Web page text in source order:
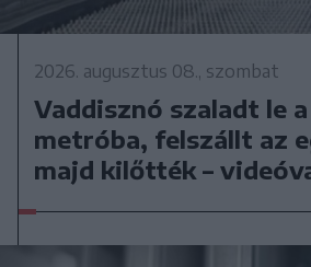
2026. augusztus 08., szombat
Vaddisznó szaladt le
metróba, felszállt az
majd kilőtték –